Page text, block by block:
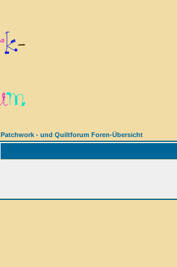
Patchwork - und Quiltforum Foren-Übersicht